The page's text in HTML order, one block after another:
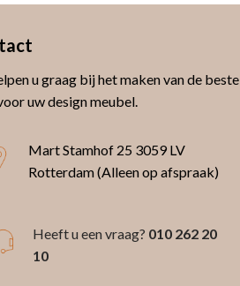
u graag bij het maken van de beste
uw design meubel.
Mart Stamhof 25 3059 LV
Rotterdam (Alleen op afspraak)
Heeft u een vraag? 010 262 20
10